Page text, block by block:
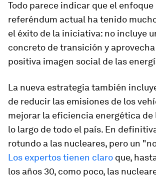
Todo parece indicar que el enfoque
referéndum actual ha tenido
el éxito de la iniciativa: no incluye
concreto de transición y
positiva imagen social de las
La nueva estrategia también
de reducir las emisiones de los
mejorar la eficiencia energética de
lo largo de todo el país. En
rotundo a las nucleares, pero un
Los expertos tienen claro que,
los años 30, como poco, las